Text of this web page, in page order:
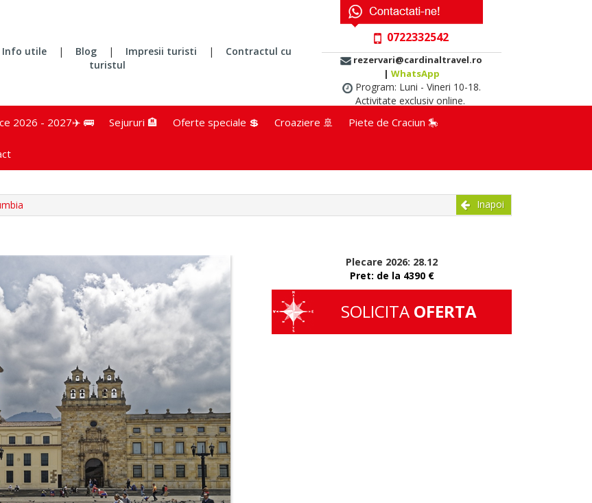
Info utile | Blog | Impresii turisti |
Contractul cu
turistul
0722332542
rezervari@cardinaltravel.ro
| WhatsApp
Program: Luni - Vineri 10-18.
Activitate exclusiv online.
2026 - 2027✈️ 🚌 Sejururi 🏨 Oferte speciale 💲 Croaziere 🚢 Piete de Craciun 🎠
Inapoi
Plecare 2026: 28.12
Pret: de la 4390 €
SOLICITA OFERTA